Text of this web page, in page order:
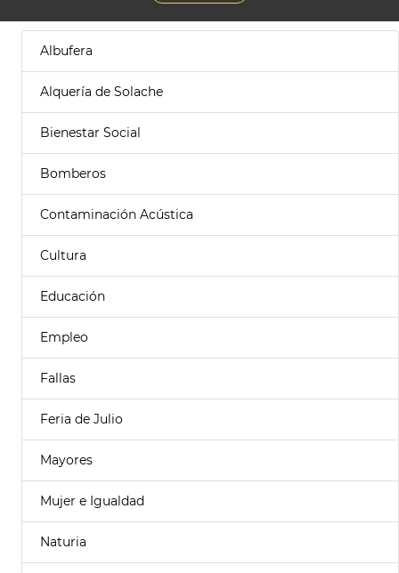
Albufera
Alquería de Solache
Bienestar Social
Bomberos
Contaminación Acústica
Cultura
Educación
Empleo
Fallas
Feria de Julio
Mayores
Mujer e Igualdad
Naturia